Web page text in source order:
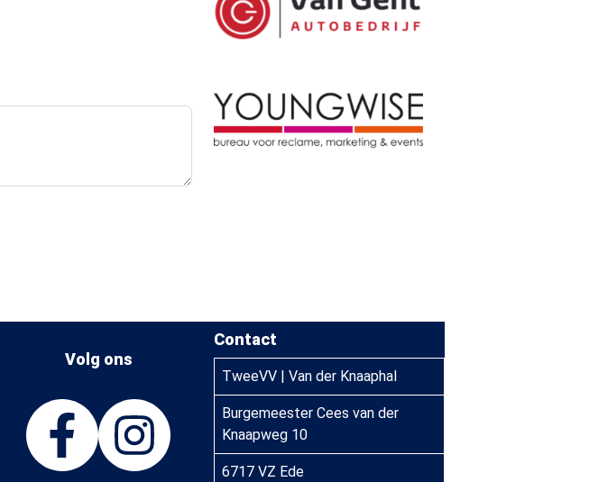
Volg ons
Contact
TweeVV | Van der Knaaphal
Burgemeester Cees van der
Knaapweg 10
6717 VZ Ede